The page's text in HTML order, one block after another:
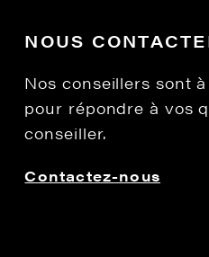
NOUS
Nos conseillers sont
pour répondre à vos
conseiller.
Contactez-nous